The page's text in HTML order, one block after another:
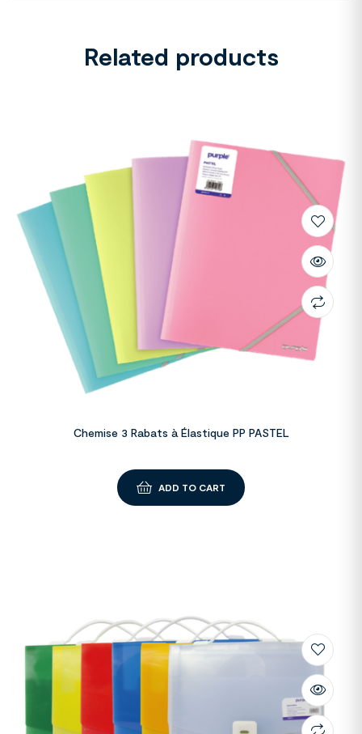
Related products
Chemise 3 Rabats à Élastique PP PASTEL
ADD TO CART